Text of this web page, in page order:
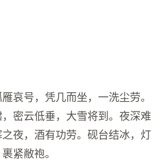
哀号，凭几而坐，一洗尘劳。
密云低垂，大雪将到。夜深难
夜，酒有功劳。砚台结冰，灯
紧敝袍。